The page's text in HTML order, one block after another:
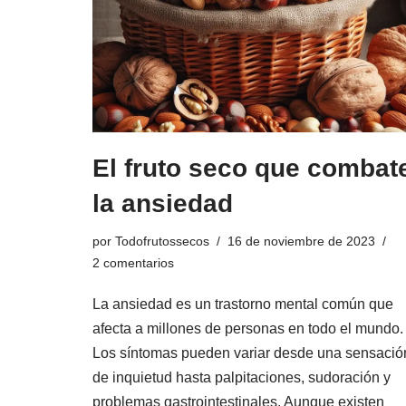
El fruto seco que
la ansiedad
por Todofrutossecos
16 de noviembre de 2023
2 comentarios
La ansiedad es un trastorno mental común que
afecta a millones de personas en todo el mundo.
Los síntomas pueden variar desde una
de inquietud hasta palpitaciones, sudoración y
problemas gastrointestinales. Aunque existen